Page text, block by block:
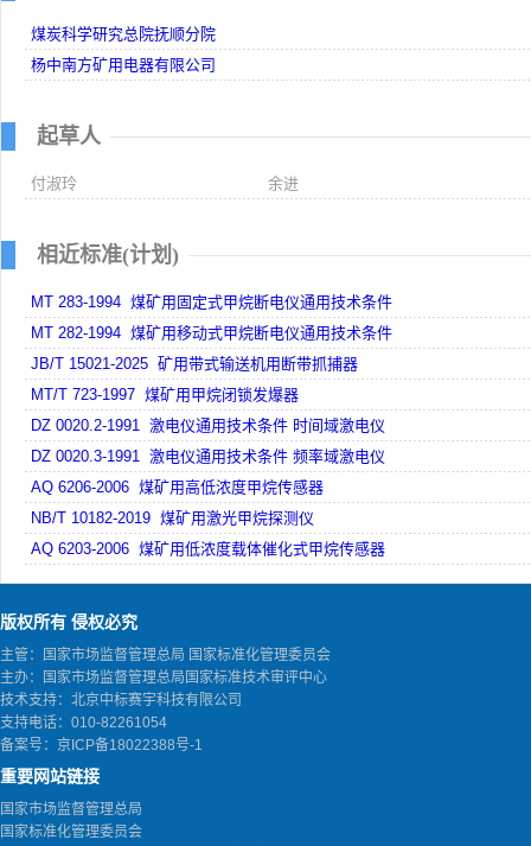
煤炭科学研究总院抚顺分院
杨中南方矿用电器有限公司
起草人
付淑玲 余进
相近标准(计划)
MT 283-1994 煤矿用固定式甲烷断电仪通用技术条件
MT 282-1994 煤矿用移动式甲烷断电仪通用技术条件
JB/T 15021-2025 矿用带式输送机用断带抓捕器
MT/T 723-1997 煤矿用甲烷闭锁发爆器
DZ 0020.2-1991 激电仪通用技术条件 时间域激电仪
DZ 0020.3-1991 激电仪通用技术条件 频率域激电仪
AQ 6206-2006 煤矿用高低浓度甲烷传感器
NB/T 10182-2019 煤矿用激光甲烷探测仪
AQ 6203-2006 煤矿用低浓度载体催化式甲烷传感器
版权所有 侵权必究
主管：国家市场监督管理总局 国家标准化管理委员会
主办：国家市场监督管理总局国家标准技术审评中心
技术支持：北京中标赛宇科技有限公司
支持电话：010-82261054
备案号： 京ICP备18022388号-1
重要网站链接
国家市场监督管理总局
国家标准化管理委员会